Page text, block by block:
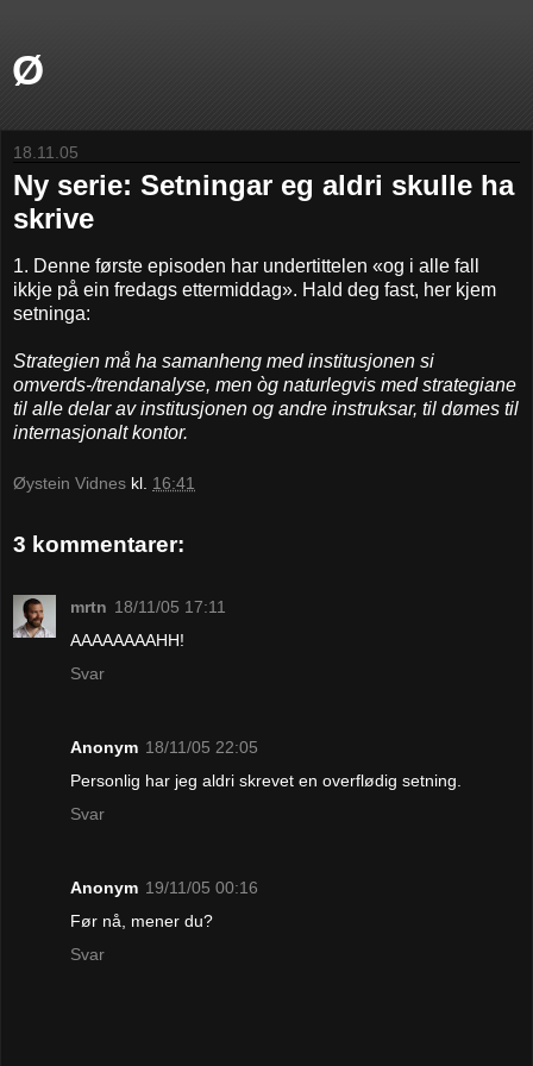
Ø
18.11.05
Ny serie: Setningar eg aldri skulle ha
skrive
1. Denne første episoden har undertittelen «og i alle fall
ikkje på ein fredags ettermiddag». Hald deg fast, her kjem
setninga:
Strategien må ha samanheng med institusjonen si
omverds-/trendanalyse, men òg naturlegvis med strategiane
til alle delar av institusjonen og andre instruksar, til dømes til
internasjonalt kontor.
Øystein Vidnes kl. 16:41
3 kommentarer:
mrtn 18/11/05 17:11
AAAAAAAAHH!
Svar
Anonym 18/11/05 22:05
Personlig har jeg aldri skrevet en overflødig setning.
Svar
Anonym 19/11/05 00:16
Før nå, mener du?
Svar